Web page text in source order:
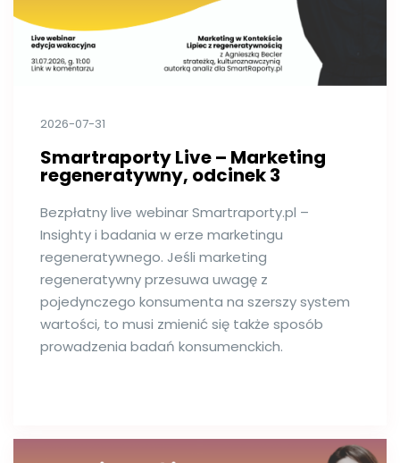
2026-07-31
Smartraporty Live – Marketing
regeneratywny, odcinek 3
Bezpłatny live webinar Smartraporty.pl –
Insighty i badania w erze marketingu
regeneratywnego. Jeśli marketing
regeneratywny przesuwa uwagę z
pojedynczego konsumenta na szerszy system
wartości, to musi zmienić się także sposób
prowadzenia badań konsumenckich.